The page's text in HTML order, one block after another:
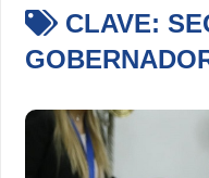
CLAVE: